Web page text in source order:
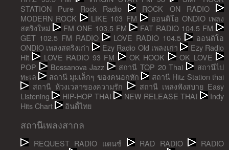
STATION Pure Rock Radio
ROCK ON RADIO
MODERN ROCK
LIKE 103 FM
ออนดิโอ ONDIO เพลง
สตริงใหม่
FM ONE 103.5 FM
FAT RADIO 104.5 FM
GET 102.5 FM RADIO
LOVE RADIO 104.5
ออนดิโอ
ONDIO เพลงสตริงเก่า
Ezy Radio Old เพลงเก่า
Ezy Radio
Hit
LOVE RADIO 93 FM OK HOOK
OK LOVE
POP
Bossanova Jazz สถานี TOP 20 Thai
สถานีไป
ทะเล
สถานี มุมเล็กๆ ของคนอกหัก
สถานี Hitz Station thai
สถานี ห้วงเวลาของความรัก
สถานี เพลงฟังสบาย Easy
Listening
HIP-HOP THAI NEW RELEASE THAI
Indy
Hits Chart
อินดี้ไทย
สถานีเพลงสากล
REQUEST RADIO แดนซ์ RAD RADIO
RADIO